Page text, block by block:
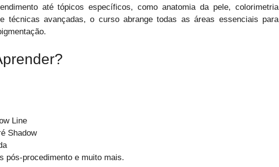
até tópicos específicos, como anatomia da pele, colorimetria
técnicas avançadas, o curso abrange todas as áreas essenciais para
Line
Shadow
pós-procedimento e muito mais.